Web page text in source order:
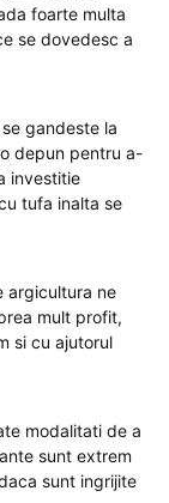
foarte multa
se dovedesc a
gandeste la
depun pentru a-
investitie
tufa inalta se
argicultura ne
mult profit,
si cu ajutorul
modalitati de a
sunt extrem
sunt ingrijite